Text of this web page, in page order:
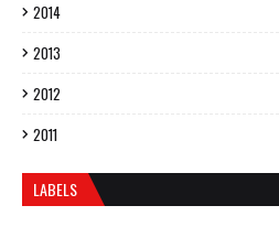
2014
2013
2012
2011
LABELS